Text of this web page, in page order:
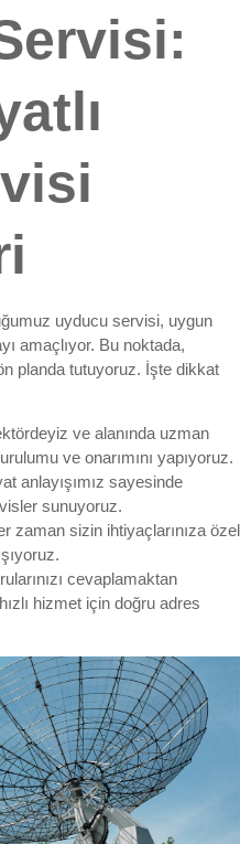
uyducu servisi, uygun
amaçlıyor. Bu noktada,
planda tutuyoruz. İşte dikkat
ve alanında uzman
ve onarımını yapıyoruz.
anlayışımız sayesinde
sunuyoruz.
zaman sizin ihtiyaçlarınıza özel
cevaplamaktan
hizmet için doğru adres